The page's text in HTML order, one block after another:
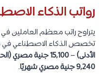
رواتب الذكاء
يتراوح راتب معظم العاملين
تخصص الذكاء الاصطناعي في
الأدنى)–15,100 جنية مصري (الحد الأقصى)
9,240 جنية مصري شهريًا
.